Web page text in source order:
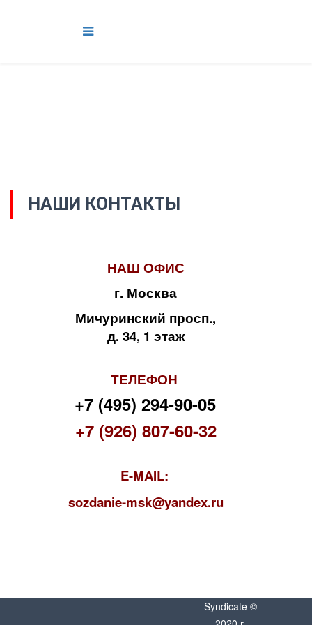
НАШИ КОНТАКТЫ
НАШ ОФИС
г. Москва
Мичуринский просп.,
д. 34, 1 этаж
ТЕЛЕФОН
+7 (495) 294-90-05
+7 (926) 807-60-32
E-MAIL:
sozdanie-msk@yandex.ru
Syndicate ©